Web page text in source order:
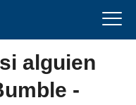
alguien
-